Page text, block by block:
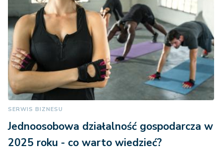
SERWIS BIZNESU
Jednoosobowa działalność gospodarcza w
2025 roku - co warto wiedzieć?